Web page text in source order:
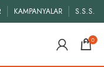
KAMPANYALAR S.S.S.
0